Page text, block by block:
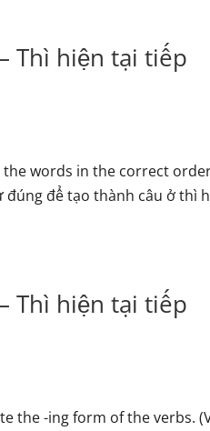
Thì hiện tại tiếp
words in the correct
để tạo thành câu ở thì
Thì hiện tại tiếp
-ing form of the verbs.